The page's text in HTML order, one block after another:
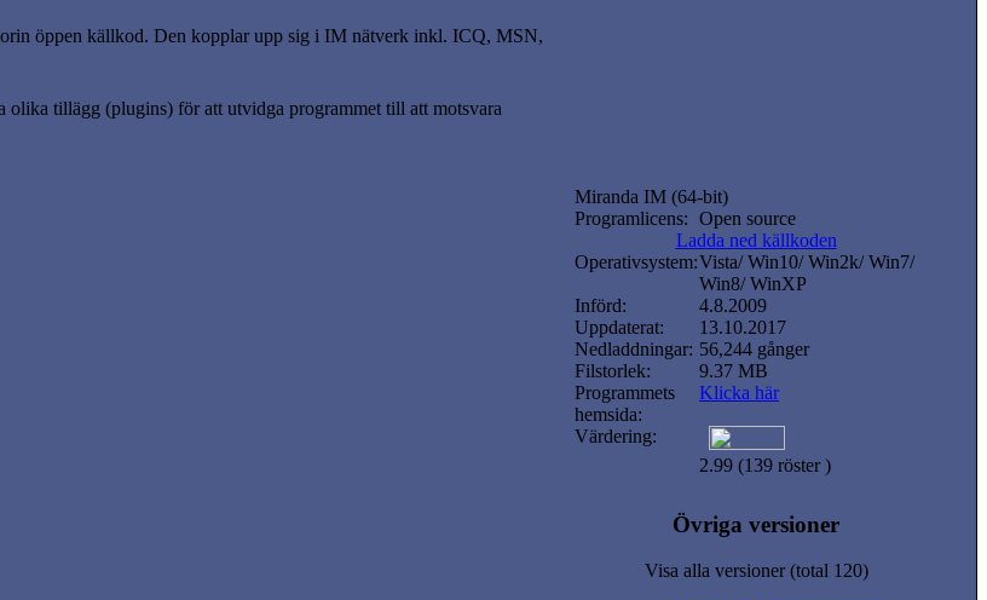
öppen källkod. Den kopplar upp sig i IM nätverk inkl. ICQ, MSN,
tillägg (plugins) för att utvidga programmet till att motsvara
Miranda IM (64-bit)
Programlicens: Open source
Ladda ned källkoden
Operativsystem:Vista/ Win10/ Win2k/ Win7/
Win8/ WinXP
Införd:
4.8.2009
Uppdaterat:
13.10.2017
Nedladdningar: 56,244 gånger
Filstorlek:
9.37 MB
Programmets
hemsida:
Klicka här
Värdering:
2.99 (139 röster )
Övriga versioner
Visa alla versioner (total 120)